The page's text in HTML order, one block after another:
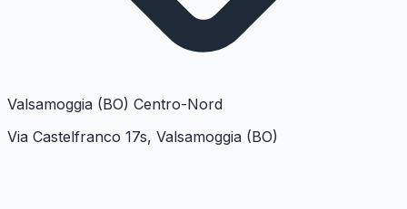
Valsamoggia (BO) Centro-Nord
Via Castelfranco 17s, Valsamoggia (BO)